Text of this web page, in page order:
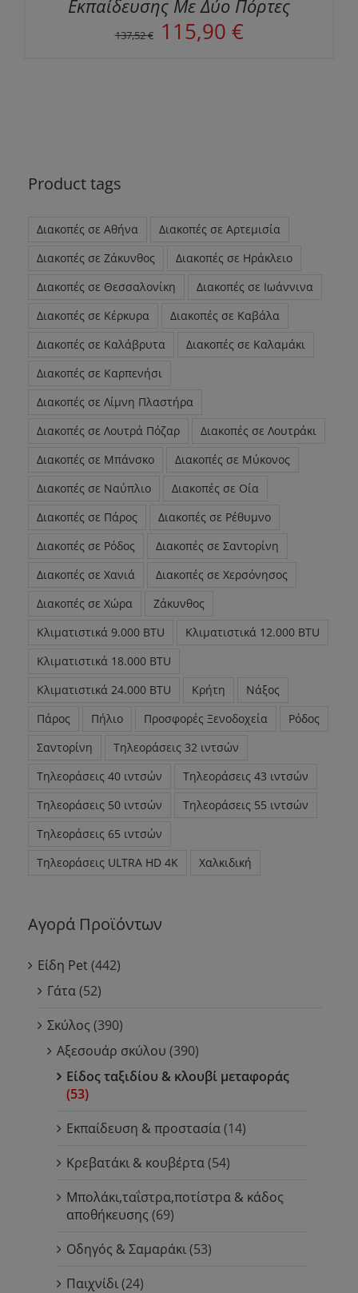
Εκπαίδευσης Με Δύο Πόρτες
137,52€
Original
price
115,90 €Η
τρέχουσα
Product tags
Διακοπές σε Αθήνα
Διακοπές σε Αρτεμισία
Διακοπές σε Ζάκυνθος
Διακοπές σε Ηράκλειο
Διακοπές σε Θεσσαλονίκη
Διακοπές σε Ιωάννινα
Διακοπές σε Κέρκυρα
Διακοπές σε Καβάλα
Διακοπές σε Καλάβρυτα
Διακοπές σε Καλαμάκι
Διακοπές σε Καρπενήσι
Διακοπές σε Λίμνη Πλαστήρα
Διακοπές σε Λουτρά Πόζαρ
Διακοπές σε Λουτράκι
Διακοπές σε Μπάνσκο
Διακοπές σε Μύκονος
Διακοπές σε Ναύπλιο
Διακοπές σε Οία
Διακοπές σε Πάρος
Διακοπές σε Ρέθυμνο
Διακοπές σε Ρόδος
Διακοπές σε Σαντορίνη
Διακοπές σε Χανιά
Διακοπές σε Χερσόνησος
Διακοπές σε Χώρα
Ζάκυνθος
Κλιματιστικά 9.000 BTU
Κλιματιστικά 12.000 BTU
Κλιματιστικά 18.000 BTU
Κλιματιστικά 24.000 BTU
Κρήτη
Νάξος
Πάρος
Πήλιο Προσφορές Ξενοδοχεία
Ρόδος
Σαντορίνη
Τηλεοράσεις 32 ιντσών
Τηλεοράσεις 40 ιντσών
Τηλεοράσεις 43 ιντσών
Τηλεοράσεις 50 ιντσών
Τηλεοράσεις 55 ιντσών
Τηλεοράσεις 65 ιντσών
Τηλεοράσεις ULTRA HD 4K
Χαλκιδική
Αγορά Προϊόντων
Είδη Pet(442)
Γάτα(52)
Σκύλος (390)
Αξεσουάρ σκύλου (390)
Είδος ταξιδίου & κλουβί μεταφοράς
(53)
Εκπαίδευση & προστασία(14)
Κρεβατάκι & κουβέρτα(54)
Μπολάκι,ταΐστρα,ποτίστρα & κάδος
αποθήκευσης (69)
Οδηγός & Σαμαράκι(53)
Παιχνίδι(24)